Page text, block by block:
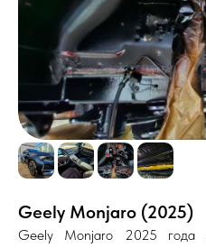
Geely Monjaro (2025)
Geely Monjaro 2025